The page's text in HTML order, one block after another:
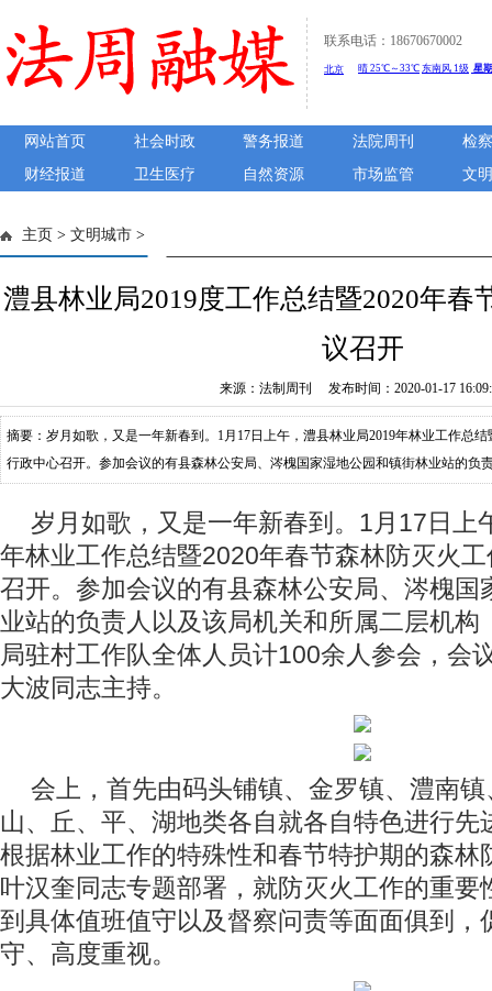
联系电话：18670670002
网站首页 社会时政 警务报道 法院周刊
检
财经报道
卫生医疗 自然资源 市场监管 文
主页 > 文明城市 >
澧县林业局2019度工作总结暨2020年春
议召开
来源：法制周刊 发布时间：2020-01-17
摘要：岁月如歌，又是一年新春到。1月17日上午，澧县林业局2019年林业工作总
行政中心召开。参加会议的有县森林公安局、涔槐国家湿地公园和镇街林业站的负
罗镇、澧南镇、官垸镇四个镇就山、丘、平、湖地类各自就各自特色进行先进经验
岁月如歌，又是一年新春到。1月17日上
年林业工作总结暨2020年春节森林防灭火
召开。参加会议的有县森林公安局、涔槐国
业站的负责人以及该局机关和所属二层机构
局驻村工作队全体人员计100余人参会，会
大波同志主持。
会上，首先由码头铺镇、金罗镇、澧南
山、丘、平、湖地类各自就各自特色进行先
根据林业工作的特殊性和春节特护期的森林
叶汉奎同志专题部署，就防灭火工作的重要
到具体值班值守以及督察问责等面面俱到，
守、高度重视。